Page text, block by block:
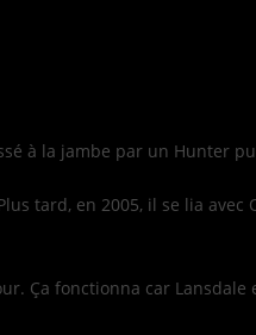
à la jambe par un Hunter
tard, en 2005, il se lia avec
Ça fonctionna car Lansdale